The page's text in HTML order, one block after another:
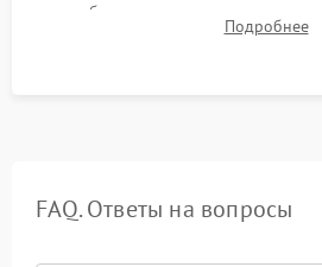
срабатывания термостата при
температуры и тест наПодробнее
FAQ. Ответы на вопросы